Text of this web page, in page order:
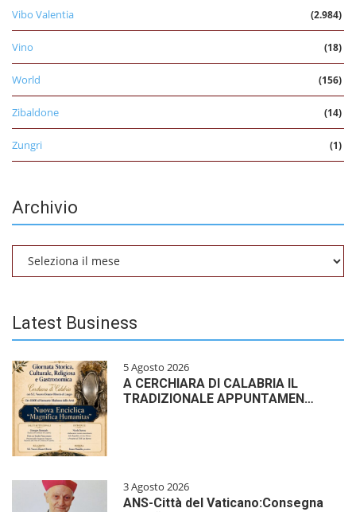
Vibo Valentia (2.984)
Vino (18)
World (156)
Zibaldone (14)
Zungri (1)
Archivio
Archivio
Latest Business
5 Agosto 2026
A CERCHIARA DI CALABRIA IL
TRADIZIONALE APPUNTAMEN…
3 Agosto 2026
ANS-Città del Vaticano:Consegna